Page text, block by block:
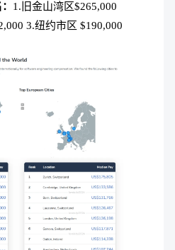
1.旧金山湾区$265,000
3.纽约市区 $190,000